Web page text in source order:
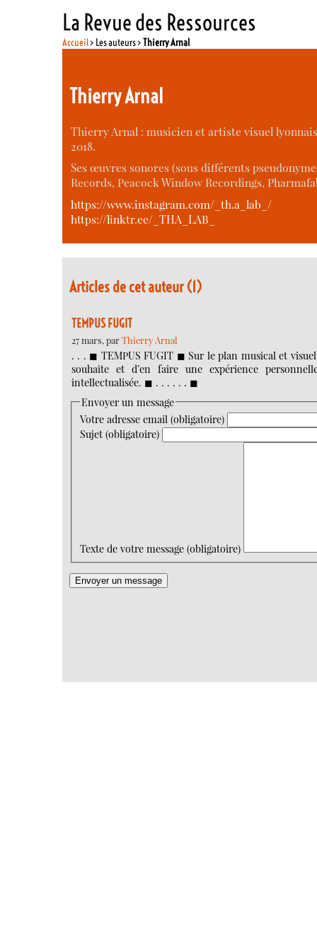
La Revue des Ressources
Accueil> Les auteurs >Thierry Arnal
Thierry Arnal
Thierry Arnal : musicien et artiste visuel
2018.
Ses œuvres sonores (sous différents
Records, Peacock Window Recordings,
https://www.instagram.com/_th.a_lab_/
https://linktr.ee/_THA_LAB_
Articles de cet auteur (1)
TEMPUS FUGIT
27 mars, parThierry Arnal
. . . ◼︎ TEMPUS FUGIT ◼︎ Sur le plan musical et
souhaite et d’en faire une expérience
intellectualisée. ◼︎ . . . . . . ◼︎
Envoyer un message
Votre adresse email (obligatoire)
Sujet (obligatoire)
Texte de votre message (obligatoire)